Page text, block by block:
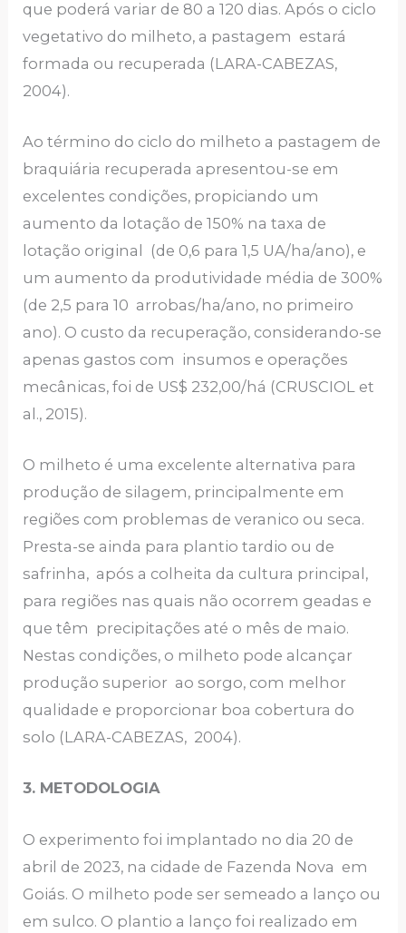
que poderá variar de 80 a 120 dias. Após o ciclo
vegetativo do milheto, a pastagem estará
formada ou recuperada (LARA-CABEZAS,
2004).
Ao término do ciclo do milheto a pastagem de
braquiária recuperada apresentou-se em
excelentes condições, propiciando um
aumento da lotação de 150% na taxa de
lotação original (de 0,6 para 1,5 UA/ha/ano), e
um aumento da produtividade média de 300%
(de 2,5 para 10 arrobas/ha/ano, no primeiro
ano). O custo da recuperação, considerando-se
apenas gastos com insumos e operações
mecânicas, foi de US$ 232,00/há (CRUSCIOL et
al., 2015).
O milheto é uma excelente alternativa para
produção de silagem, principalmente em
regiões com problemas de veranico ou seca.
Presta-se ainda para plantio tardio ou de
safrinha, após a colheita da cultura principal,
para regiões nas quais não ocorrem geadas e
que têm precipitações até o mês de maio.
Nestas condições, o milheto pode alcançar
produção superior ao sorgo, com melhor
qualidade e proporcionar boa cobertura do
solo (LARA-CABEZAS, 2004).
3. METODOLOGIA
O experimento foi implantado no dia 20 de
abril de 2023, na cidade de Fazenda Nova em
Goiás. O milheto pode ser semeado a lanço ou
em sulco. O plantio a lanço foi realizado em